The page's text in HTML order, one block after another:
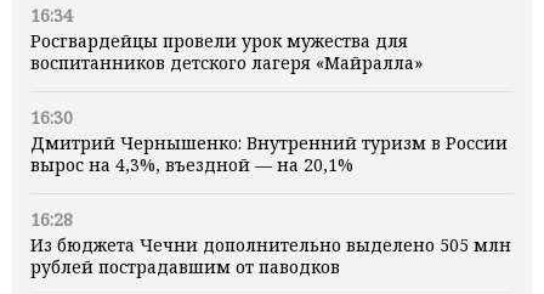
16:34
Росгвардейцы провели урок мужества для
воспитанников детского лагеря «Майралла»
16:30
Дмитрий Чернышенко: Внутренний туризм в России
вырос на 4,3%, въездной — на 20,1%
16:28
Из бюджета Чечни дополнительно выделено 505 млн
рублей пострадавшим от паводков